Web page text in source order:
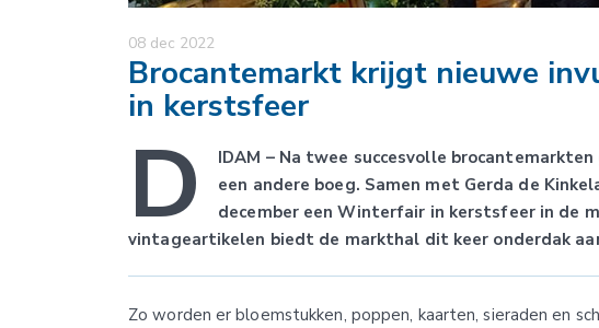
08 dec 2022
Brocantemarkt krijgt nieuwe
in kerstsfeer
D
IDAM – Na twee succesvolle
een andere boeg. Samen met Gerda de
december een Winterfair in kerstsfeer in de
vintageartikelen biedt de markthal dit keer onderdak
Zo worden er bloemstukken, poppen, kaarten, sieraden en